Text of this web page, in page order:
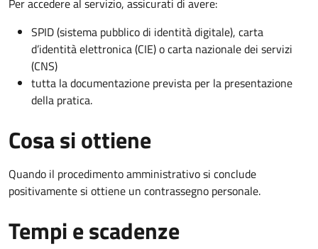
Per accedere al servizio, assicurati di avere:
SPID (sistema pubblico di identità digitale), carta
d’identità elettronica (CIE) o carta nazionale dei servizi
(CNS)
tutta la documentazione prevista per la presentazione
della pratica.
Cosa si ottiene
Quando il procedimento amministrativo si conclude
positivamente si ottiene un contrassegno personale.
Tempi e scadenze